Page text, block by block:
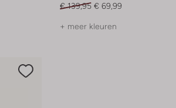
€ 139,95 € 69,99
+ meer kleuren